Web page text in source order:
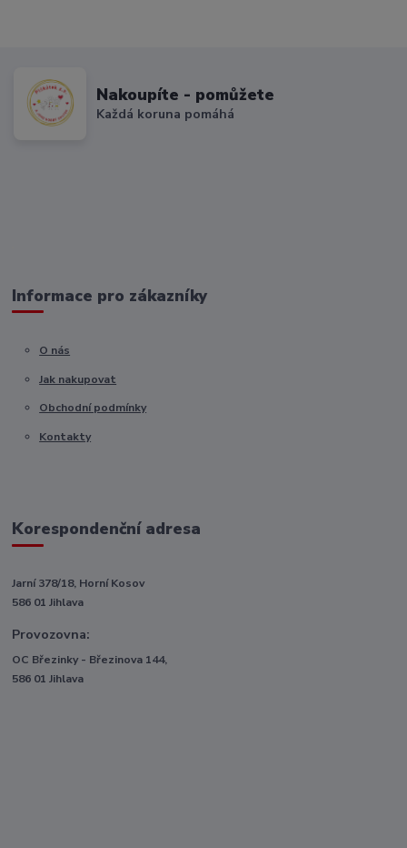
Nakoupíte - pomůžete
Každá koruna pomáhá
Informace pro zákazníky
O nás
Jak nakupovat
Obchodní podmínky
Kontakty
Korespondenční adresa
Jarní 378/18, Horní Kosov
586 01 Jihlava
Provozovna:
OC Březinky - Březinova 144,
586 01 Jihlava